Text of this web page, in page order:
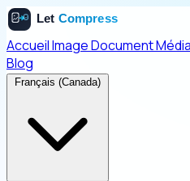
AccueilImageDocumentMédia
Blog
Français (Canada)